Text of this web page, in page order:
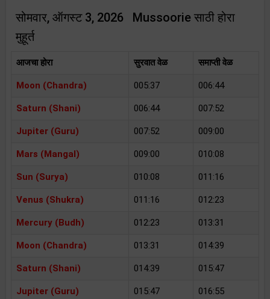
सोमवार, ऑगस्ट 3, 2026 Mussoorie साठी होरा
मुहूर्त
आजचा होरा सुरवात वेळ समाप्ती वेळ
Moon (Chandra) 005:37 006:44
Saturn (Shani) 006:44 007:52
Jupiter (Guru) 007:52 009:00
Mars (Mangal) 009:00 010:08
Sun (Surya) 010:08 011:16
Venus (Shukra) 011:16 012:23
Mercury (Budh) 012:23 013:31
Moon (Chandra) 013:31 014:39
Saturn (Shani) 014:39 015:47
Jupiter (Guru) 015:47 016:55